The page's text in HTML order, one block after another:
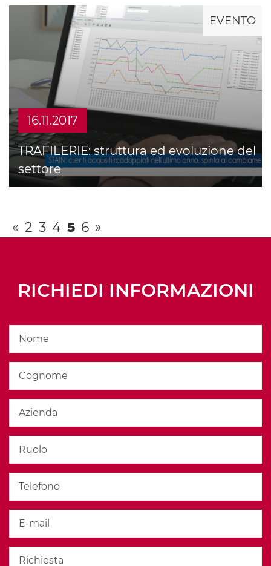
EVENTO
16.11.2017
TRAFILERIE: struttura ed evoluzione del
settore
« 2 3 4 5 6 »
RICHIEDI INFORMAZIONI